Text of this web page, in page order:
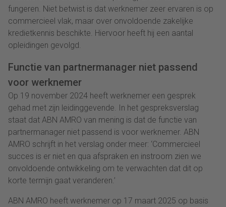
fungeren. Niet betwist is dat werknemer zeer ervaren is op
commercieel vlak, maar over onvoldoende zakelijke
kredietkennis beschikte. Hiervoor heeft hij een aantal
opleidingen gevolgd.
Functie van partnermanager niet passend
voor werknemer
Op 19 november 2024 heeft werknemer een gesprek
gehad met zijn leidinggevende. In het gespreksverslag
staat dat ABN AMRO van mening is dat de functie van
partnermanager niet passend is voor werknemer. ABN
AMRO schrijft in het verslag onder meer: ‘Commercieel
succes is er niet en qua afspraken en instroom zien we
onvoldoende ontwikkeling om te verwachten dat dit op
korte termijn gaat veranderen.’
ABN AMRO heeft werknemer op 17 maart 2025 op basis